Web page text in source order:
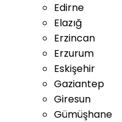
Edirne
Elazığ
Erzincan
Erzurum
Eskişehir
Gaziantep
Giresun
Gümüşhane